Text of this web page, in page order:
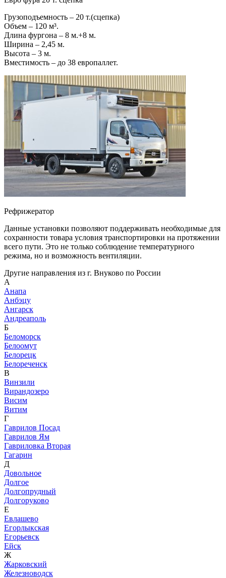
Грузоподъемность – 20 т.(сцепка)
Объем – 120 м³.
Длина фургона – 8 м.+8 м.
Ширина – 2,45 м.
Высота – 3 м.
Вместимость – до 38 европаллет.
Рефрижератор
Данные установки позволяют поддерживать необходимые для
сохранности товара условия транспортировки на протяжении
всего пути. Это не только соблюдение температурного
режима, но и возможность вентиляции.
Другие направления из г. Внуково по России
А
Анапа
Анбэцу
Ангарск
Андреаполь
Б
Беломорск
Белоомут
Белорецк
Белореченск
В
Винзили
Вирандозеро
Висим
Витим
Г
Гаврилов Посад
Гаврилов Ям
Гавриловка Вторая
Гагарин
Д
Довольное
Долгое
Долгопрудный
Долгоруково
Е
Евлашево
Егорлыкская
Егорьевск
Ейск
Ж
Жарковский
Железноводск